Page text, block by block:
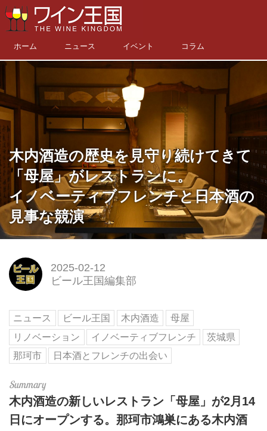
ホーム ニュース イベント コラム
木内酒造の歴史を見守り続けてきて
「母屋」がレストランに。
イノベーティブフレンチと日本酒の
見事な競演
2025-02-12
ビール王国編集部
ニュース ビール王国 木内酒造
母屋
リノベーション
イノベーティブフレンチ
茨城県
那珂市
日本酒とフレンチの出会い
木内酒造の新しいレストラン「母屋」が2月14
日にオープンする。那珂市鴻巣にある木内酒